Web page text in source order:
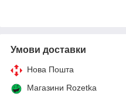
Умови доставки
Нова Пошта
Магазини Rozetka